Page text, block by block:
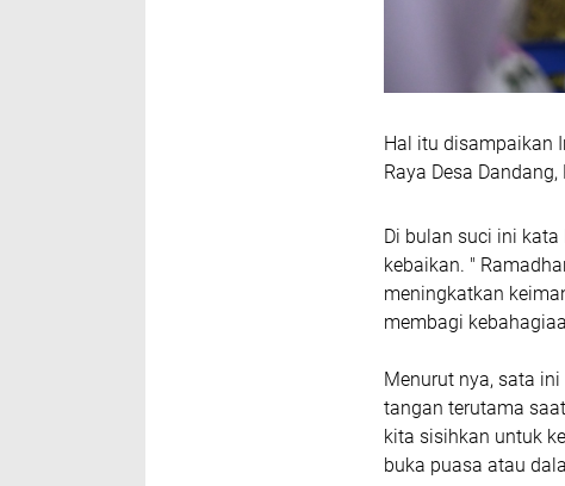
Hal itu disampaikan
Raya Desa
Di bulan suci ini
kebaikan. "
meningkatkan
membagi
Menurut nya, sata
tangan terutama
kita sisihkan untuk
buka puasa atau